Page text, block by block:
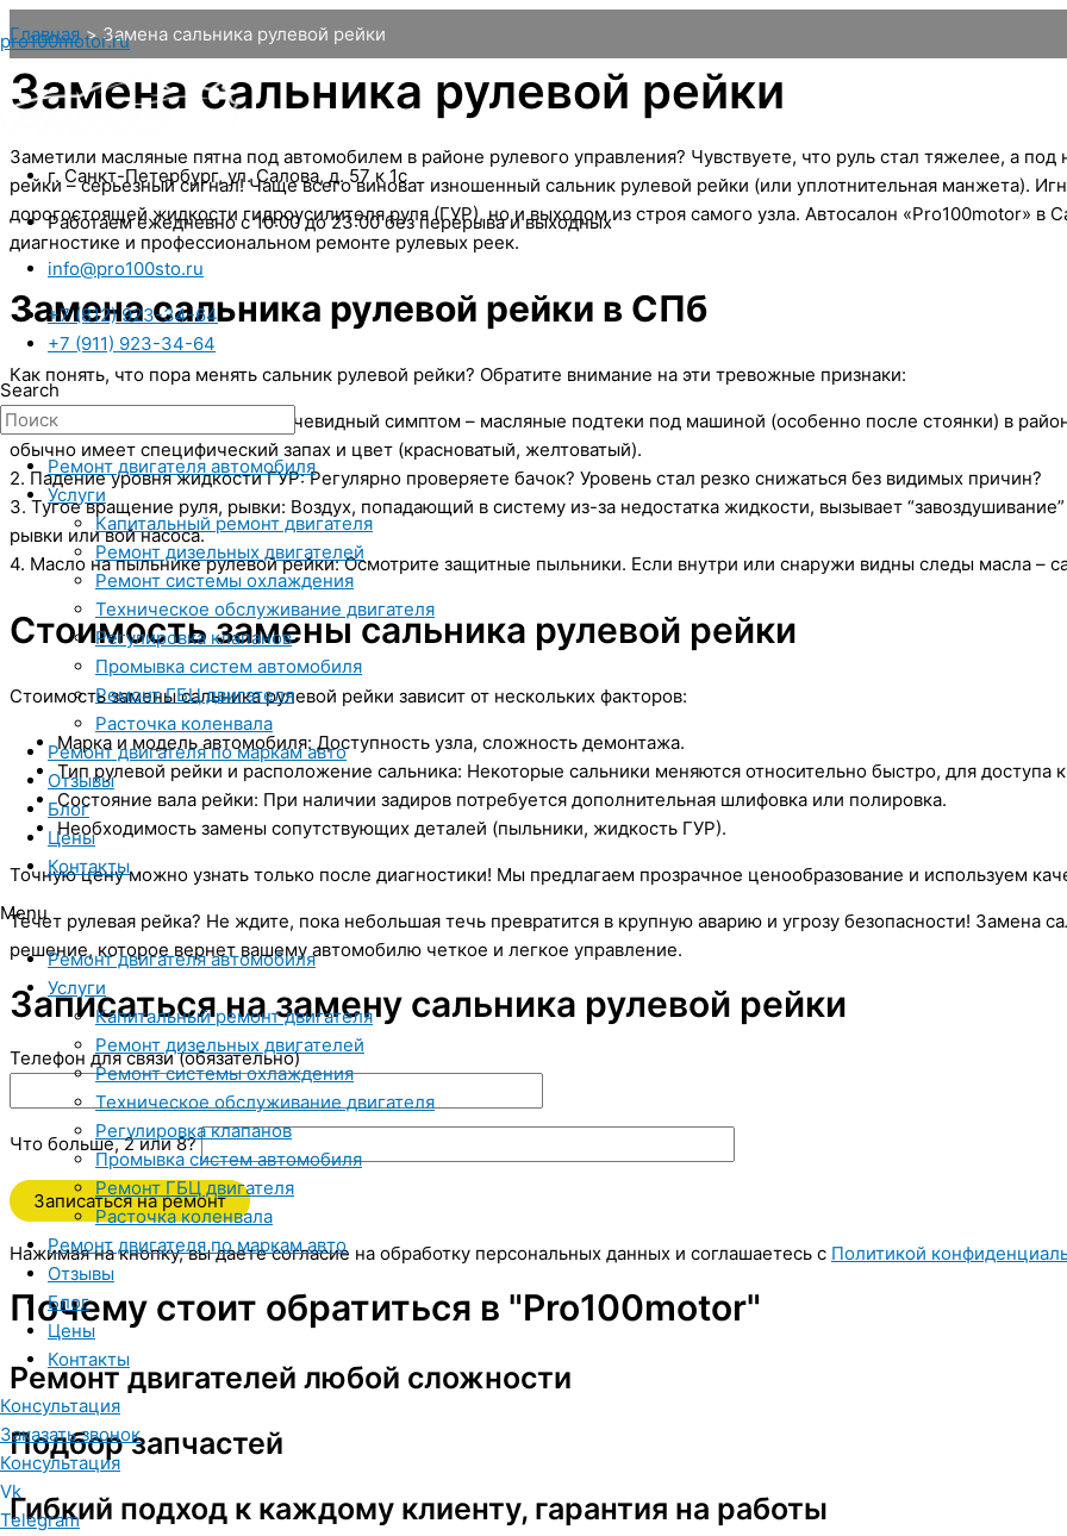
Перейти
к
содержимому
pro100motor.ru
г. Санкт-Петербург, ул. Салова, д. 57 к 1с
Работаем ежедневно с 10:00 до 23:00 без перерыва и выходных
info@pro100sto.ru
+7 (812) 923-34-64
+7 (911) 923-34-64
Search
Ремонт двигателя автомобиля
Услуги
Капитальный ремонт двигателя
Ремонт дизельных двигателей
Ремонт системы охлаждения
Техническое обслуживание двигателя
Регулировка клапанов
Промывка систем автомобиля
Ремонт ГБЦ двигателя
Расточка коленвала
Ремонт двигателя по маркам авто
Отзывы
Блог
Цены
Контакты
Menu
Ремонт двигателя автомобиля
Услуги
Капитальный ремонт двигателя
Ремонт дизельных двигателей
Ремонт системы охлаждения
Техническое обслуживание двигателя
Регулировка клапанов
Промывка систем автомобиля
Ремонт ГБЦ двигателя
Расточка коленвала
Ремонт двигателя по маркам авто
Отзывы
Блог
Цены
Контакты
Консультация
Заказать звонок
Консультация
Vk
Telegram
Главная Замена сальника рулевой рейки
Замена сальника рулевой рейки
Заметили масляные пятна под автомобилем в районе рулевого управления? Чувствуете, что руль стал тяжелее, а
рейки – серьезный сигнал! Чаще всего виноват изношенный сальник рулевой рейки (или уплотнительная манжета).
дорогостоящей жидкости гидроусилителя руля (ГУР), но и выходом из строя самого узла. Автосалон «Pro100motor» в
диагностике и профессиональном ремонте рулевых реек.
Замена сальника рулевой рейки в СПб
Как понять, что пора менять сальник рулевой рейки? Обратите внимание на эти тревожные признаки:
1. Течет рулевая рейка: Самый очевидный симптом – масляные подтеки под машиной (особенно после стоянки) в
обычно имеет специфический запах и цвет (красноватый, желтоватый).
2. Падение уровня жидкости ГУР: Регулярно проверяете бачок? Уровень стал резко снижаться без видимых причин?
3. Тугое вращение руля, рывки: Воздух, попадающий в систему из-за недостатка жидкости, вызывает
рывки или вой насоса.
4. Масло на пыльнике рулевой рейки: Осмотрите защитные пыльники. Если внутри или снаружи видны следы масла –
Стоимость замены сальника рулевой рейки
Стоимость замены сальника рулевой рейки зависит от нескольких факторов:
Марка и модель автомобиля: Доступность узла, сложность демонтажа.
Тип рулевой рейки и расположение сальника: Некоторые сальники меняются относительно быстро, для
Состояние вала рейки: При наличии задиров потребуется дополнительная шлифовка или полировка.
Необходимость замены сопутствующих деталей (пыльники, жидкость ГУР).
Точную цену можно узнать только после диагностики! Мы предлагаем прозрачное ценообразование и используем
Течет рулевая рейка? Не ждите, пока небольшая течь превратится в крупную аварию и угрозу безопасности! Замена
решение, которое вернет вашему автомобилю четкое и легкое управление.
Записаться на замену сальника рулевой рейки
Телефон для связи (обязательно)
Что больше, 2 или 8?
Нажимая на кнопку, вы даете согласие на обработку персональных данных и соглашаетесь c Политикой
Почему стоит обратиться в "Pro100motor"
Ремонт двигателей любой сложности
Подбор запчастей
Гибкий подход к каждому клиенту, гарантия на работы